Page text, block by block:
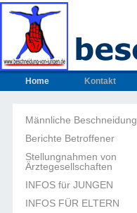
Home Kontakt
Männliche Beschneidung
Berichte Betroffener
Stellungnahmen von
Ärztegesellschaften
INFOS für JUNGEN
INFOS FÜR ELTERN